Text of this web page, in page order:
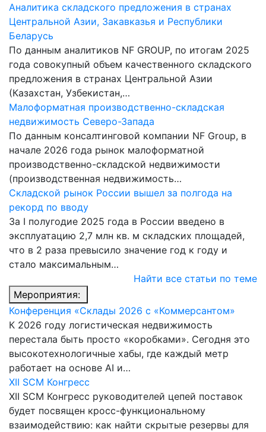
Аналитика складского предложения в странах
Центральной Азии, Закавказья и Республики
Беларусь
По данным аналитиков NF GROUP, по итогам 2025
года совокупный объем качественного складского
предложения в странах Центральной Азии
(Казахстан, Узбекистан,…
Малоформатная производственно-складская
недвижимость Северо-Запада
По данным консалтинговой компании NF Group, в
начале 2026 года рынок малоформатной
производственно-складской недвижимости
(производственная недвижимость…
Складской рынок России вышел за полгода на
рекорд по вводу
За I полугодие 2025 года в России введено в
эксплуатацию 2,7 млн кв. м складских площадей,
что в 2 раза превысило значение год к году и
стало максимальным…
Найти все статьи по теме
Мероприятия:
Конференция «Склады 2026 с «Коммерсантом»
К 2026 году логистическая недвижимость
перестала быть просто «коробками». Сегодня это
высокотехнологичные хабы, где каждый метр
работает на основе AI и…
XII SCM Конгресс
XII SCM Конгресс руководителей цепей поставок
будет посвящен кросс-функциональному
взаимодействию: как найти скрытые резервы для